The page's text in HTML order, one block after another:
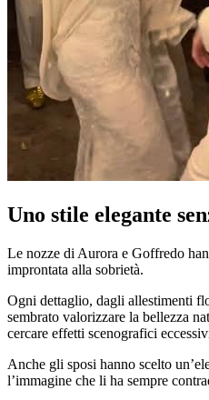
Uno stile elegante
Le nozze di Aurora e Goffredo
improntata alla sobrietà.
Ogni dettaglio, dagli allestimenti
sembrato valorizzare la bellezza
cercare effetti scenografici
Anche gli sposi hanno scelto
l’immagine che li ha sempre